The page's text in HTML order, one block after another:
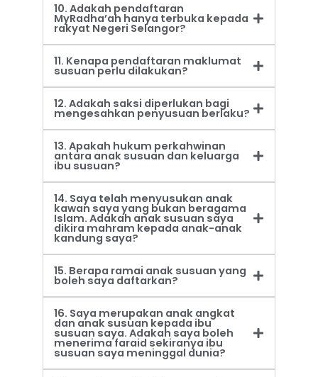
10. Adakah pendaftaran
MyRadha’ah hanya terbuka kepada
rakyat Negeri Selangor?
11. Kenapa pendaftaran maklumat
susuan perlu dilakukan?
12. Adakah saksi diperlukan bagi
mengesahkan penyusuan berlaku?
13. Apakah hukum perkahwinan
antara anak susuan dan keluarga
ibu susuan?
14. Saya telah menyusukan anak
kawan saya yang bukan beragama
Islam. Adakah anak susuan saya
dikira mahram kepada anak-anak
kandung saya?
15. Berapa ramai anak susuan yang
boleh saya daftarkan?
16. Saya merupakan anak angkat
dan anak susuan kepada ibu
susuan saya. Adakah saya boleh
menerima faraid sekiranya ibu
susuan saya meninggal dunia?